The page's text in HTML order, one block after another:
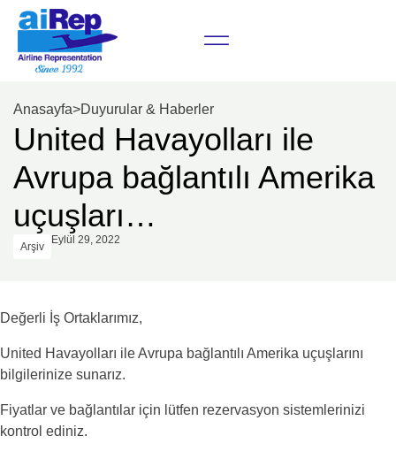
Anasayfa>Duyurular & Haberler
United Havayolları ile
Avrupa bağlantılı Amerika
uçuşları…
Arşiv
Eylül 29, 2022
Değerli İş Ortaklarımız,
United Havayolları ile Avrupa bağlantılı Amerika uçuşlarını
bilgilerinize sunarız.
Fiyatlar ve bağlantılar için lütfen rezervasyon sistemlerinizi
kontrol ediniz.